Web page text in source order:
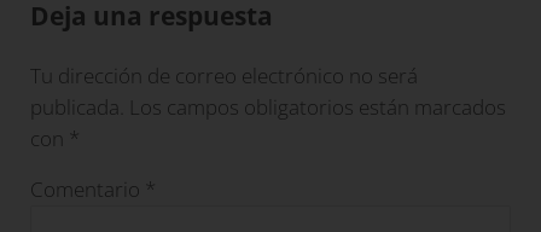
Deja una respuesta
Tu dirección de correo electrónico no será
publicada. Los campos obligatorios están marcados
con *
Comentario *